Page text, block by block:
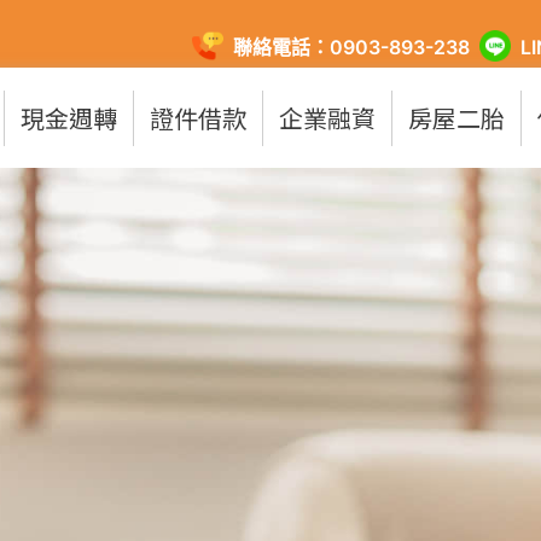
聯絡電話：0903-893-238
現金週轉 證件借款 企業融資 房屋二胎